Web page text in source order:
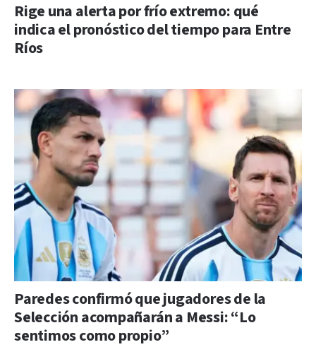
Rige una alerta por frío extremo: qué
indica el pronóstico del tiempo para Entre
Ríos
Paredes confirmó que jugadores de la
Selección acompañarán a Messi: “Lo
sentimos como propio”